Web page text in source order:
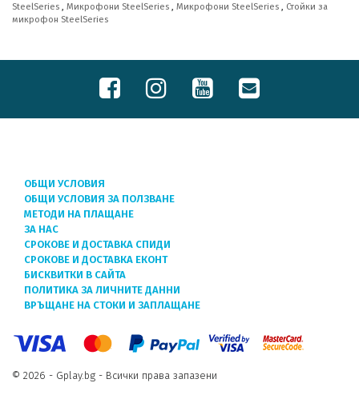
SteelSeries
Микрофони SteelSeries Микрофони SteelSeries
Стойки за
микрофон SteelSeries
ОБЩИ УСЛОВИЯ
ОБЩИ УСЛОВИЯ ЗА ПОЛЗВАНЕ
МЕТОДИ НА ПЛАЩАНЕ
ЗА НАС
СРОКОВЕ И ДОСТАВКА СПИДИ
СРОКОВЕ И ДОСТАВКА ЕКОНТ
БИСКВИТКИ В САЙТА
ПОЛИТИКА ЗА ЛИЧНИТЕ ДАННИ
ВРЪЩАНЕ НА СТОКИ И ЗАПЛАЩАНЕ
© 2026 - Gplay.bg - Всички права запазени